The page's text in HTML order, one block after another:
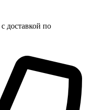
с доставкой по